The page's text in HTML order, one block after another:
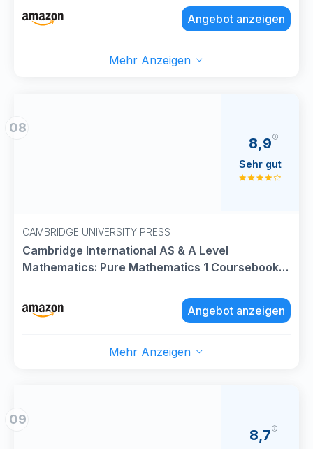
Angebot anzeigen
Mehr Anzeigen
08
CAMBRIDGE UNIVERSITY PRESS
Cambridge International AS & A Level
Mathematics: Pure Mathematics 1 Coursebook
8,9
Sehr gut
Angebot anzeigen
Mehr Anzeigen
09
8,7